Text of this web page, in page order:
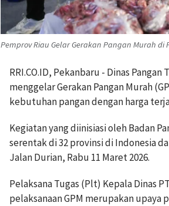
Pemprov Riau Gelar Gerakan Pangan Murah di
RRI.CO.ID, Pekanbaru - Dinas
menggelar Gerakan Pangan Murah
kebutuhan pangan dengan harga
Kegiatan yang diinisiasi oleh Badan
serentak di 32 provinsi di Indonesia
Jalan Durian, Rabu 11 Maret 2026.
Pelaksana Tugas (Plt) Kepala Dinas
pelaksanaan GPM merupakan